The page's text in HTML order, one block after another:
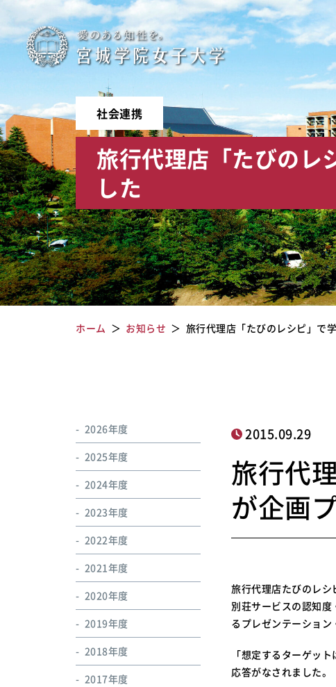
宮
城
学
院
女
子
大
学
社会連携
旅行代理店「たびのレ
した
ホーム お知らせ 旅行代理店「たびのレシピ」で
2015.09.29
旅行代
が企画
旅行代理店たびのレ
別荘サービスの認知
るプレゼンテーション
「想定するターゲッ
応答がなされました。
2026年度
2025年度
2024年度
2023年度
2022年度
2021年度
2020年度
2019年度
2018年度
2017年度